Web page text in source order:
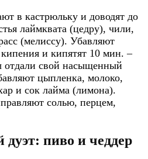
в кастрюльку и доводят до
лаймквата (цедру), чили,
(мелиссу). Убавляют
кипения и кипятят 10 мин. –
отдали свой насыщенный
цыпленка, молоко,
и сок лайма (лимона).
солью, перцем,
пиво и чеддер